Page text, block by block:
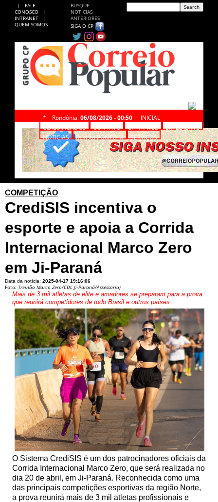
|
FALE
CONOSCO
|
INTRANET
|
QUEM SOMOS
BUSQUE
NOTÍCIAS
ANTERIORES
SIGA O CP
* Rondônia, 06/08/2026 - 00:50
INICIAL
CLASSIFICADOS
CONTATO CP NA WEB
EXPEDIENTE
NOTÍCIAS
Revista PONTO M SERVIÇOS
COMPETIÇÃO
CrediSIS incentiva o
esporte e apoia a Corrida
Internacional Marco Zero
em Ji-Paraná
Data da notícia: 2025-04-17 19:16:06
Foto: Treinão Marco Zero/CDL Ji-Paraná/Assessoria)
Mais de 3 mil atletas de elite e amadores se preparam para a prova
que reunirá competidores de todo Brasil e outros países
O Sistema CrediSIS é um dos patrocinadores oficiais da
Corrida Internacional Marco Zero, que será realizada no
dia 20 de abril, em Ji-Paraná. Reconhecida como uma
das principais competições esportivas da região Norte,
a prova reunirá mais de 3 mil atletas profissionais e